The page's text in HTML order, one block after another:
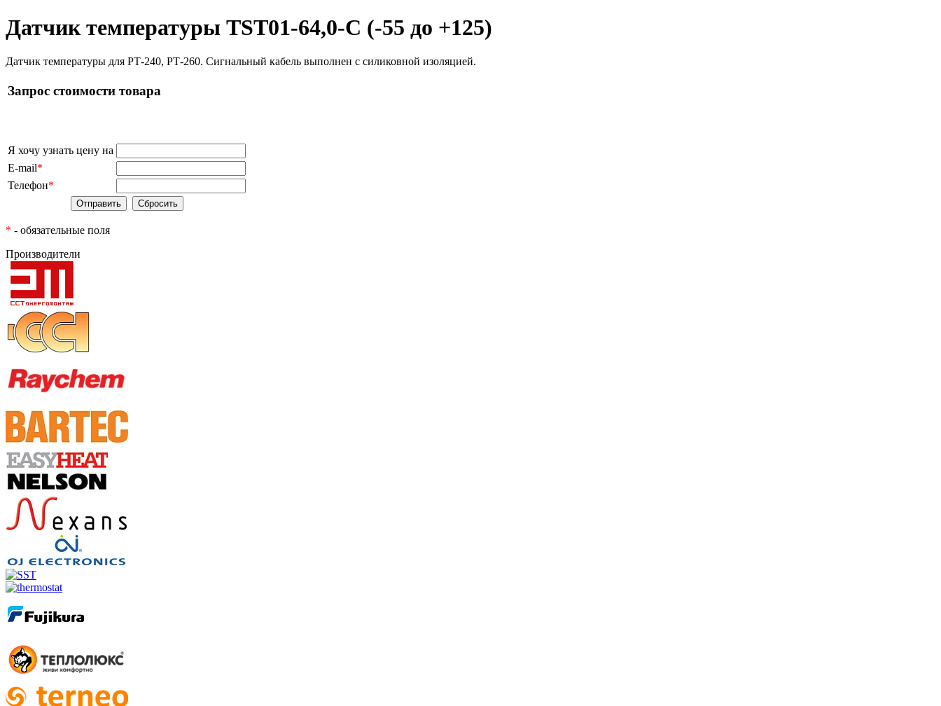
Датчик температуры TST01-64,0-С (-55 до +125)
Датчик температуры для РТ-240, РТ-260. Сигнальный кабель выполнен с силиковной изоляцией.
Запрос стоимости товара
Я хочу узнать цену на
E-mail*
Телефон*
* - обязательные поля
Производители